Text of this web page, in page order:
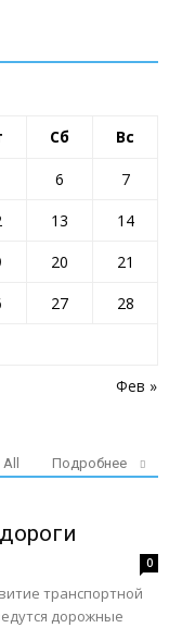
Сб Вс
Фев »
6
7
13
14
20
21
27
28
All Подробнее
0
транспортной
дорожные